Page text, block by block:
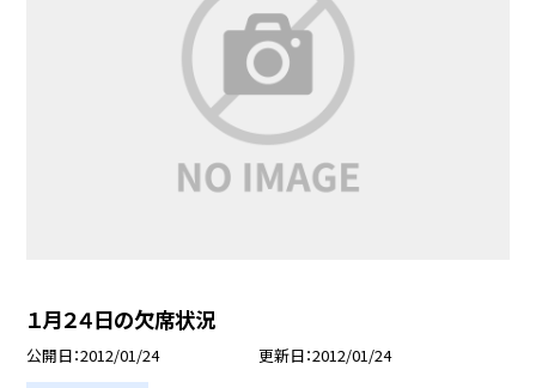
１月２４日の欠席状況
公開日 2012/01/24 更新日 2012/01/24